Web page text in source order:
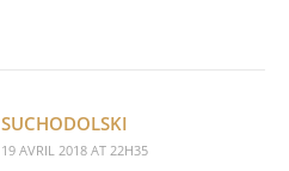
SUCHODOLSKI
19 AVRIL 2018 AT 22H35